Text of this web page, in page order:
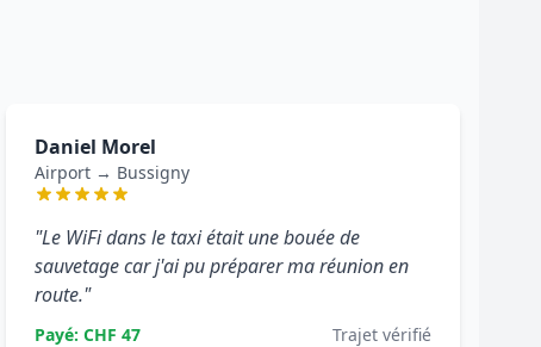
Daniel Morel
Airport → Bussigny
"Le WiFi dans le taxi était une bouée de
sauvetage car j'ai pu préparer ma réunion en
route."
Payé: CHF 47 Trajet vérifié